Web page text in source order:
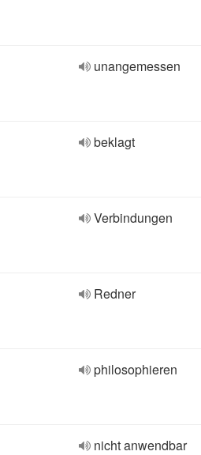
unangemessen
beklagt
Verbindungen
Redner
philosophieren
nicht anwendbar